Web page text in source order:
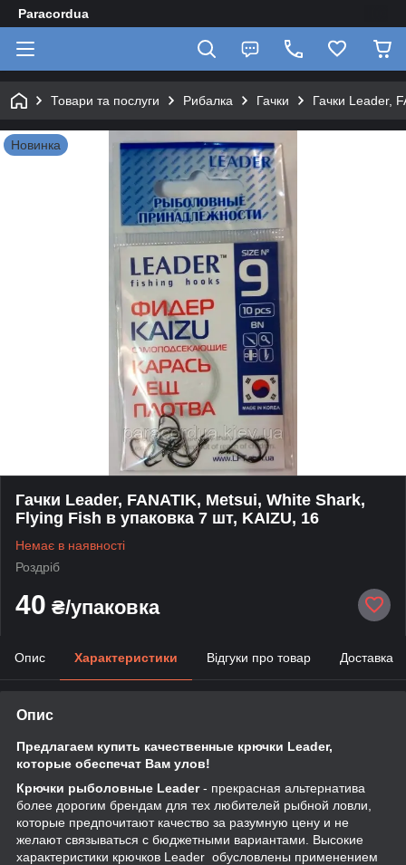
Paracordua
Товари та послуги Рибалка Гачки Гачки Leader,
Новинка
Гачки Leader, FANATIK, Metsui, White Shark,
Flying Fish в упаковка 7 шт, KAIZU, 16
Немає в наявності
Роздріб
40 ₴/упаковка
Опис Характеристики Відгуки про товар Доставка
Опис
Предлагаем купить качественные крючки Leader,
которые обеспечат Вам улов!
Крючки рыболовные Leader- прекрасная альтернатива
более дорогим брендам для тех любителей рыбной ловли,
которые предпочитают качество за разумную цену и не
желают связываться с бюджетными вариантами. Высокие
характеристики крючков Leader обусловлены применением